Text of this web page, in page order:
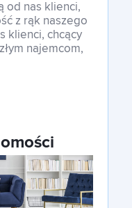
od nas klienci,
z rąk naszego
klienci, chcący
najemcom,